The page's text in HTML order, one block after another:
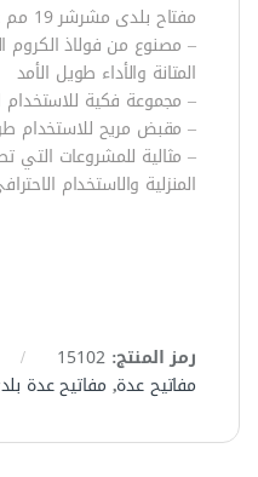
مفتاح بلدى مشرشر 19 مم عالي الجودة ماركة WorkPro
– مصنوع من فولاذ الكروم
المتانة والأداء طويل الأمد
– مجموعة فكية
– مقبض مريح للاستخدام
– مثالية للمشروعات التي
المنزلية والاستخدام
رمز المنتج:15102
مفاتيح عدة, مفاتيح عدة